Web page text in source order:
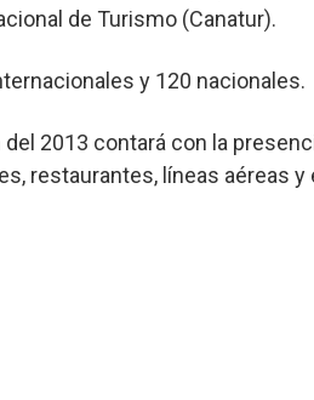
de Turismo (Canatur).
y 120 nacionales.
2013 contará con la
restaurantes, líneas aéreas